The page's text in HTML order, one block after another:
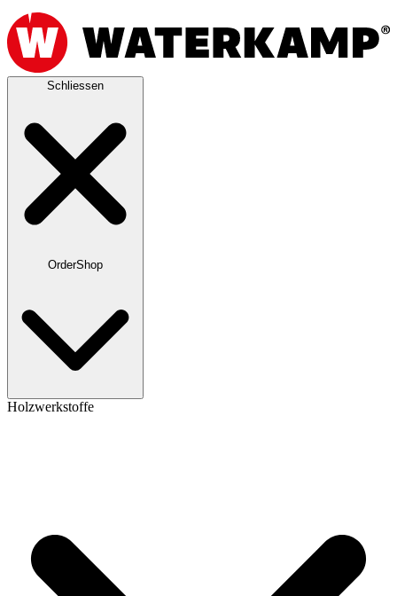
Schliessen
OrderShop
Holzwerkstoffe